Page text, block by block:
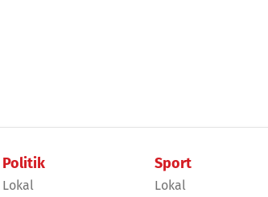
Politik
Lokal
Sport
Lokal